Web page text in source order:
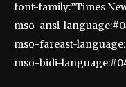
font-family:”Times
mso-ansi-
mso-fareast-
mso-bidi-